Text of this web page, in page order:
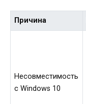
Причина
Несовместимость
с Windows 10